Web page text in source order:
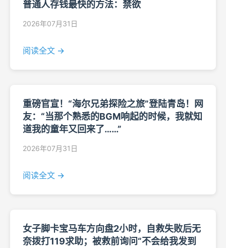
普通人存钱最快的方法：禁欲
2026年07月31日
阅读全文 →
重磅官宣！“海尔兄弟探险之旅”登陆青岛！网
友：“当那个熟悉的BGM响起的时候，我就知
道我的童年又回来了……”
2026年07月31日
阅读全文 →
女子脚卡宝马车方向盘2小时，自救失败后无
奈拨打119求助；被救前询问“不会给我发到